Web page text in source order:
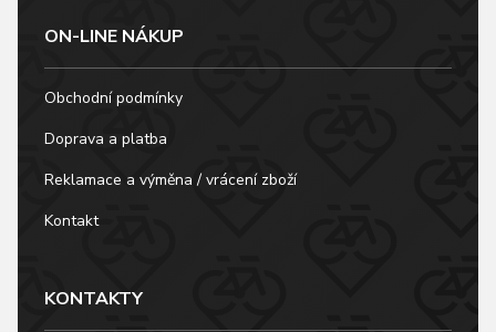
ON-LINE NÁKUP
Obchodní podmínky
Doprava a platba
Reklamace a výměna / vrácení zboží
Kontakt
KONTAKTY